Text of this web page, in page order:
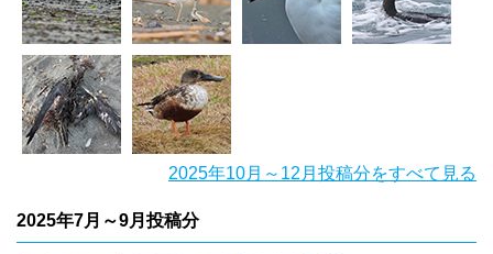
2025年10月～12月投稿分をすべて見る
2025年7月～9月投稿分